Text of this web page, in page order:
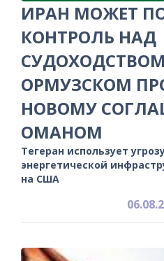
ИРАН МОЖЕТ
КОНТРОЛЬ НАД
ОРМУЗСКОМ
НОВОМУ
ОМАНОМ
Тегеран использует
энергетической
на США